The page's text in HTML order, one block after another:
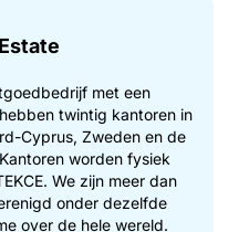
met een
twintig kantoren in
Cyprus, Zweden en de
worden fysiek
We zijn meer dan
onder dezelfde
over de hele wereld.